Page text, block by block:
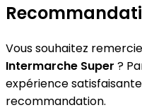
Vous souhaitez
Intermarche Super ?
expérience
recommandation.